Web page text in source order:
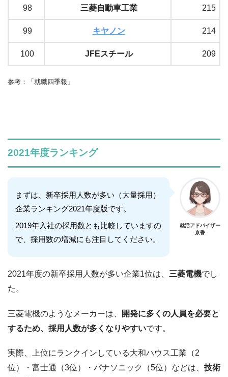
98 三菱自動車工業 215
99 キヤノン 214
100 JFEスチール 209
参考：「就職四季報」
2021年度ランキング
まずは、新卒採用人数が多い（大量採用）
企業ランキング2021年度版です。
2019年入社の採用数とも比較していますの
で、採用数の増減にも注目してください。
就活アドバイザー
京香
2021年度の新卒採用人数が多い企業1位は、 三菱電機でし
た。
三菱電機のようなメーカーは、
開発に多くの人員を必要と
するため、採用人数が多くなりやすいです。
実際、上位にランクインしている大和ハウス工業（2
位）・富士通（3位）・パナソニック（5位）などは、 技術